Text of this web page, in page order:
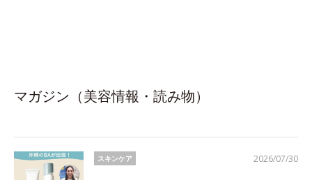
マガジン（美容情報・読み物）
スキンケア 2026/07/30